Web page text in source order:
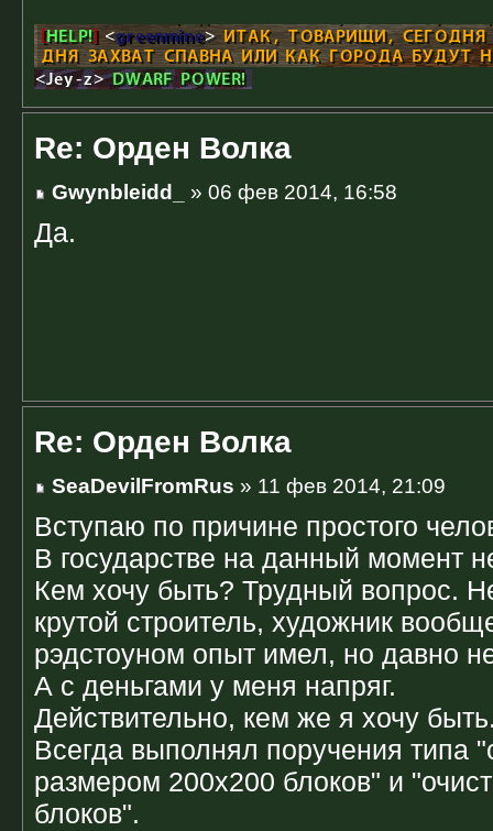
Re: Орден Волка
Gwynbleidd_ » 06 фев 2014, 16:58
Да.
Re: Орден Волка
SeaDevilFromRus » 11 фев 2014, 21:09
Вступаю по причине простого
В государстве на данный момент
Кем хочу быть? Трудный вопрос.
крутой строитель, художник
рэдстоуном опыт имел, но давно
А с деньгами у меня напряг.
Действительно, кем же я хочу
Всегда выполнял поручения типа
размером 200х200 блоков" и
блоков".